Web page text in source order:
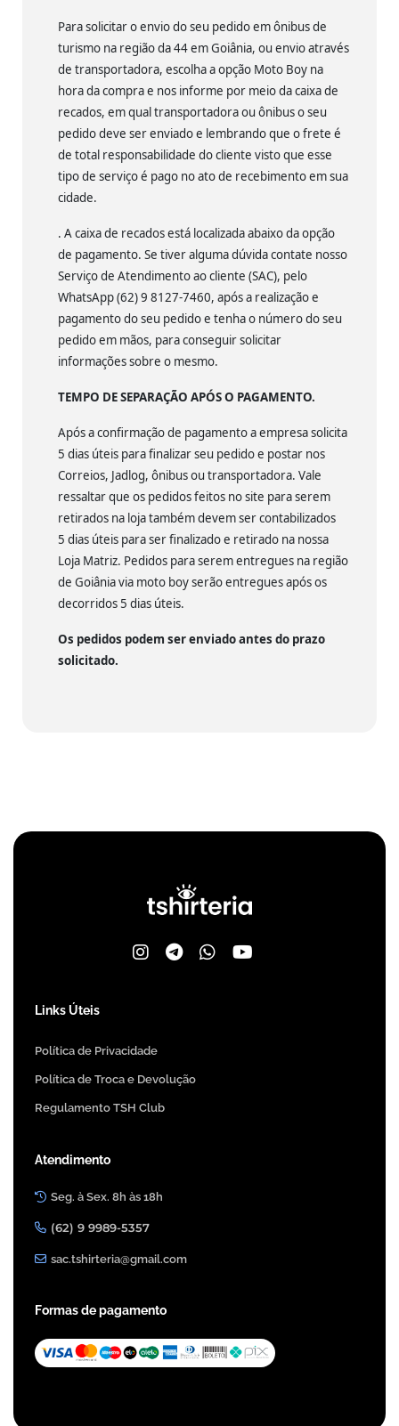
Para solicitar o envio do seu pedido em ônibus de
turismo na região da 44 em Goiânia, ou envio através
de transportadora, escolha a opção Moto Boy na
hora da compra e nos informe por meio da caixa de
recados, em qual transportadora ou ônibus o seu
pedido deve ser enviado e lembrando que o frete é
de total responsabilidade do cliente visto que esse
tipo de serviço é pago no ato de recebimento em sua
cidade.
. A caixa de recados está localizada abaixo da opção
de pagamento. Se tiver alguma dúvida contate nosso
Serviço de Atendimento ao cliente (SAC), pelo
WhatsApp (62) 9 8127-7460, após a realização e
pagamento do seu pedido e tenha o número do seu
pedido em mãos, para conseguir solicitar
informações sobre o mesmo.
TEMPO DE SEPARAÇÃO APÓS O PAGAMENTO.
Após a confirmação de pagamento a empresa solicita
5 dias úteis para finalizar seu pedido e postar nos
Correios, Jadlog, ônibus ou transportadora. Vale
ressaltar que os pedidos feitos no site para serem
retirados na loja também devem ser contabilizados
5 dias úteis para ser finalizado e retirado na nossa
Loja Matriz. Pedidos para serem entregues na região
de Goiânia via moto boy serão entregues após os
decorridos 5 dias úteis.
Os pedidos podem ser enviado antes do prazo
solicitado.
Links Úteis
Política de Privacidade
Política de Troca e Devolução
Regulamento TSH Club
Atendimento
Seg. à Sex. 8h às 18h
(62) 9 9989-5357
sac.tshirteria@gmail.com
Formas de pagamento